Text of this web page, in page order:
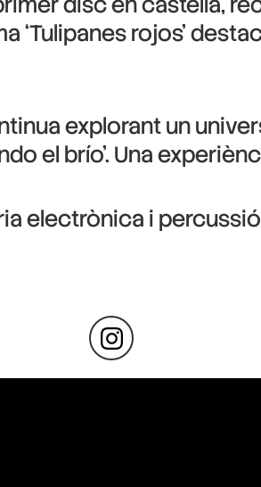
‘Tulipanes rojos’
explorant un
el brío’. Una
electrònica i percussió